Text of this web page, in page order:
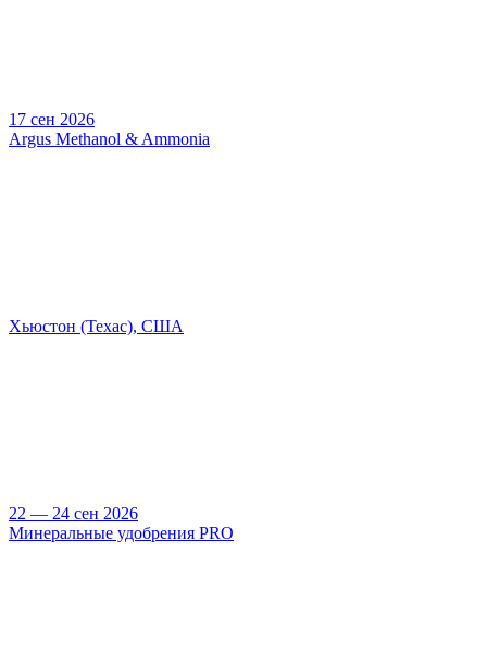
17 сен 2026
Argus Methanol & Ammonia
Хьюстон (Техас), США
22 — 24 сен 2026
Минеральные удобрения PRO